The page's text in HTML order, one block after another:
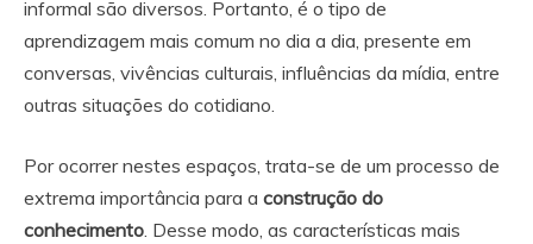
informal são diversos. Portanto, é o tipo de
aprendizagem mais comum no dia a dia, presente em
conversas, vivências culturais, influências da mídia, entre
outras situações do cotidiano.
Por ocorrer nestes espaços, trata-se de um processo de
extrema importância para a construção do
conhecimento. Desse modo, as características mais